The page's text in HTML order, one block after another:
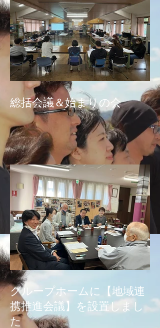
総括会議＆始まりの会
グループホームに【地域連
携推進会議】を設置しまし
た